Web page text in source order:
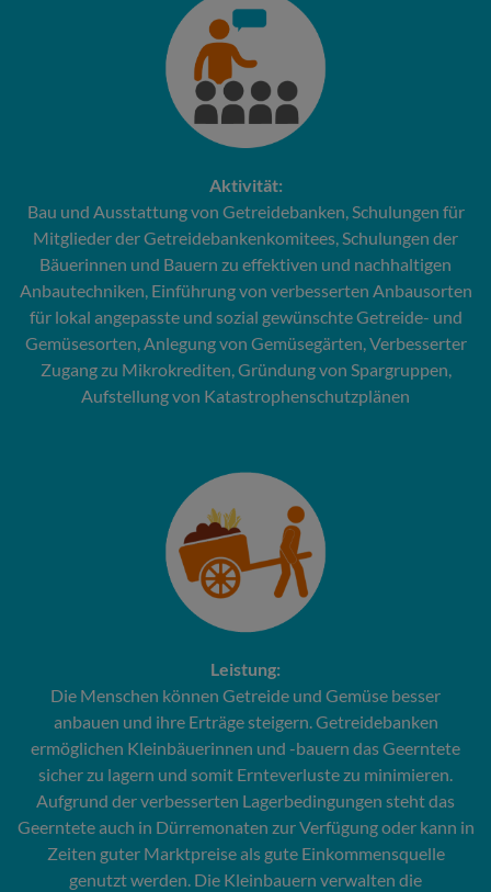
Aktivität:
Bau und Ausstattung von Getreidebanken, Schulungen für
Mitglieder der Getreidebankenkomitees, Schulungen der
Bäuerinnen und Bauern zu effektiven und nachhaltigen
Anbautechniken, Einführung von verbesserten Anbausorten
für lokal angepasste und sozial gewünschte Getreide- und
Gemüsesorten, Anlegung von Gemüsegärten, Verbesserter
Zugang zu Mikrokrediten, Gründung von Spargruppen,
Aufstellung von Katastrophenschutzplänen
Leistung:
Die Menschen können Getreide und Gemüse besser
anbauen und ihre Erträge steigern. Getreidebanken
ermöglichen Kleinbäuerinnen und -bauern das Geerntete
sicher zu lagern und somit Ernteverluste zu minimieren.
Aufgrund der verbesserten Lagerbedingungen steht das
Geerntete auch in Dürremonaten zur Verfügung oder kann in
Zeiten guter Marktpreise als gute Einkommensquelle
genutzt werden. Die Kleinbauern verwalten die